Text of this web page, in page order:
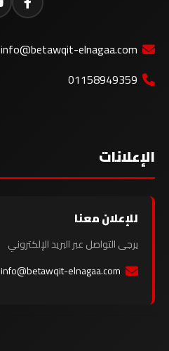
info@betawqit-elnagaa.com
01158949359
الإعلانات
للإعلان معنا
يرجى التواصل عبر البريد الإلكتروني
info@betawqit-elnagaa.com